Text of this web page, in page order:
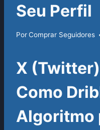
Seu Perfil
PorComprar Seguidores
X
Como
Algoritmo